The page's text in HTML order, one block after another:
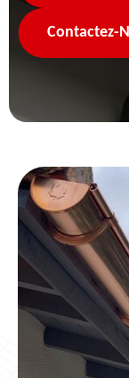
Contactez-